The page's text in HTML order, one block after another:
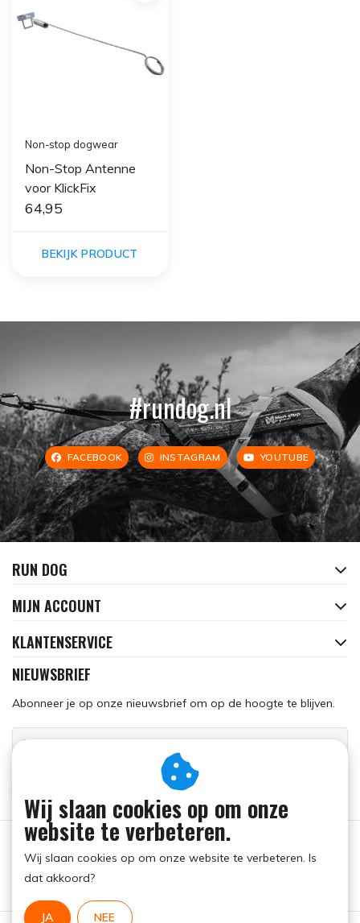
Non-stop dogwear
Non-Stop Antenne
voor KlickFix
64,95
BEKIJK PRODUCT
#rundog.nl
FACEBOOK INSTAGRAM YOUTUBE
RUN DOG
MIJN ACCOUNT
KLANTENSERVICE
NIEUWSBRIEF
Abonneer je op onze nieuwsbrief om op de hoogte te blijven.
Wij slaan cookies op om onze
website te verbeteren.
Wij slaan cookies op om onze website te verbeteren. Is
dat akkoord?
JA NEE